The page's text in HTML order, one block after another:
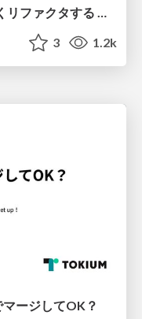
3 1.2k
ージしてOK？